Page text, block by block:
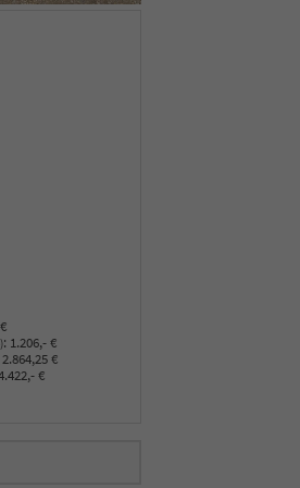
: 1.206,- €
2.864,25 €
€